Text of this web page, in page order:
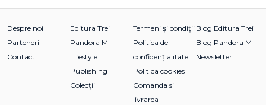
Despre noi
Parteneri
Contact
Editura Trei
Pandora M
Lifestyle
Publishing
Colecții
Termeni și condiții
Politica de
confidențialitate
Politica cookies
Comanda si
livrarea
Blog Editura Trei
Blog Pandora M
Newsletter